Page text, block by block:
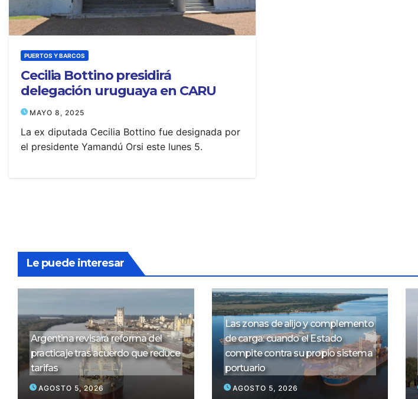
PUERTOS Y BARCOS
Cecilia Bottino presidirá
delegación uruguaya en CARU
MAYO 8, 2025
La ex diputada Cecilia Bottino fue designada por
el presidente Yamandú Orsi este lunes 5.
Le puede interesar
Argentina revisará reforma del
practicaje tras acuerdo que reduce
tarifas
AGOSTO 5, 2026
Las zonas de alijo y complemento
de carga: cuando el Estado
compite contra su propio sistema
portuario
AGOSTO 5, 2026